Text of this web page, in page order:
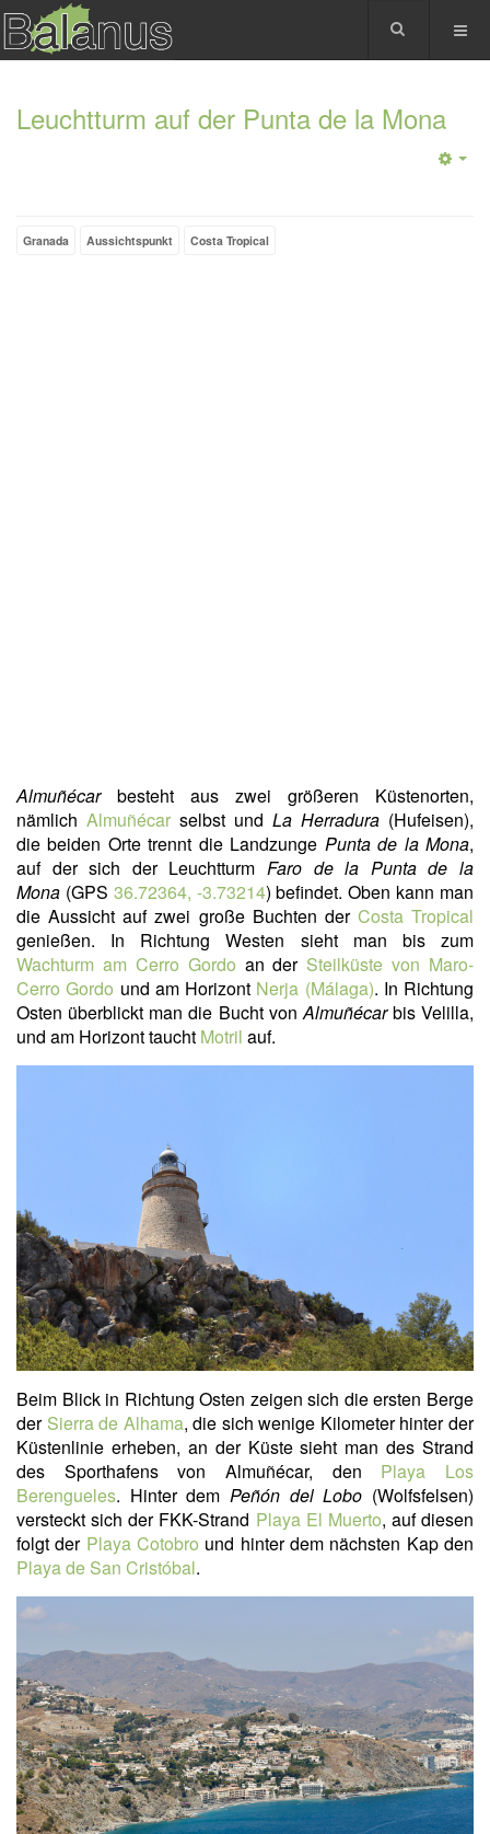
Leuchtturm auf der Punta de la Mona
Granada Aussichtspunkt Costa Tropical
Almuñécarbesteht aus zwei größeren Küstenorten,
nämlich Almuñécar selbst und La Herradura (Hufeisen),
die beiden Orte trennt die Landzunge Punta de la Mona,
auf der sich der Leuchtturm Faro de la Punta de la
Mona (GPS 36.72364, -3.73214) befindet. Oben kann man
die Aussicht auf zwei große Buchten der Costa Tropical
genießen. In Richtung Westen sieht man bis zum
Wachturm am Cerro Gordo an der Steilküste von Maro-
Cerro Gordo und am Horizont Nerja (Málaga). In Richtung
Osten überblickt man die Bucht vonAlmuñécarbis Velilla,
und am Horizont taucht Motril auf.
Beim Blick in Richtung Osten zeigen sich die ersten Berge
der Sierra de Alhama, die sich wenige Kilometer hinter der
Küstenlinie erheben, an der Küste sieht man des Strand
des Sporthafens von Almuñécar, den Playa Los
Berengueles. Hinter dem Peñón del Lobo (Wolfsfelsen)
versteckt sich der FKK-Strand Playa El Muerto, auf diesen
folgt der Playa Cotobro und hinter dem nächsten Kap den
Playa de San Cristóbal.